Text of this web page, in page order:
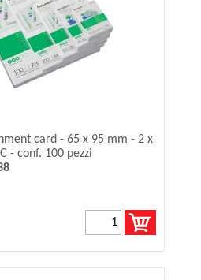
card - 65 x 95 mm - 2 x
- conf. 100 pezzi